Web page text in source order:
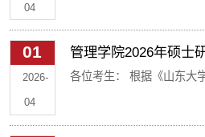
04
01
2026-
04
管理学院2026年硕士
及拟录取名单公示（
各位考生： 根据《山东大
生考试复试录取办法（非